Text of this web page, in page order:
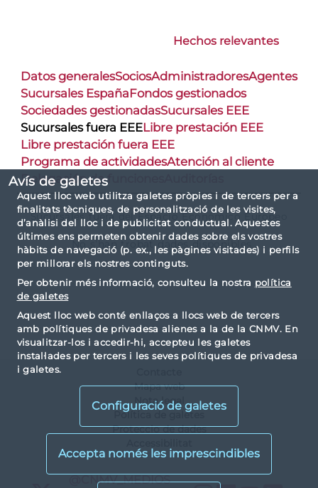
Avís de galetes
Aquest lloc web utilitza galetes pròpies i de tercers per a
finalitats tècniques, de personalització de les visites,
d’anàlisi del lloc i de publicitat conductual. Aquestes
últimes ens permeten obtenir dades sobre els vostres
hàbits de navegació (p. ex., les pàgines visitades) i perfils
per millorar els nostres continguts.
Per obtenir més informació, consulteu la nostra política
de galetes
Aquest lloc web conté enllaços a llocs web de tercers
amb polítiques de privadesa alienes a la de la CNMV. En
visualitzar-los i accedir-hi, accepteu les galetes
instal·lades per tercers i les seves polítiques de privadesa
i galetes.
Configuració de galetes
Hechos relevantes
Datos generalesSociosAdministradoresAgentes
Sucursales EspañaFondos gestionados
Sociedades gestionadasSucursales EEE
Sucursales fuera EEELibre prestación EEE
Libre prestación fuera EEE
Programa de actividadesAtención al cliente
Delegación de funciones
Sucursales fuera del Espacio Económico Europeo
No s’han trobat dades disponibles
Mapa web
Nota legal
Política de galetes
Proteccio de dades
@CNMV_MEDIOS